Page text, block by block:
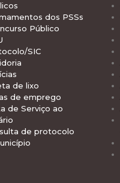
dos PSSs
Público
SIC
de lixo
de emprego
de Serviço ao
de protocolo